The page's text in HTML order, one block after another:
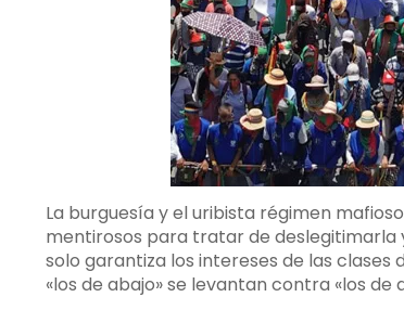
La burguesía y el uribista régimen
mentirosos para tratar de deslegitimarla
solo garantiza los intereses de las
«los de abajo» se levantan contra «los de